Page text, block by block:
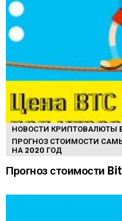
НОВОСТИ КРИПТОВАЛЮТЫ
ПРОГНОЗ СТОИМОСТИ
НА 2020 ГОД
Прогноз стоимости